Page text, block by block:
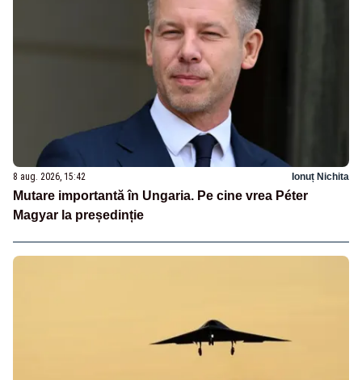
8 aug. 2026, 15:42 Ionuț Nichita
Mutare importantă în Ungaria. Pe cine vrea Péter
Magyar la președinție